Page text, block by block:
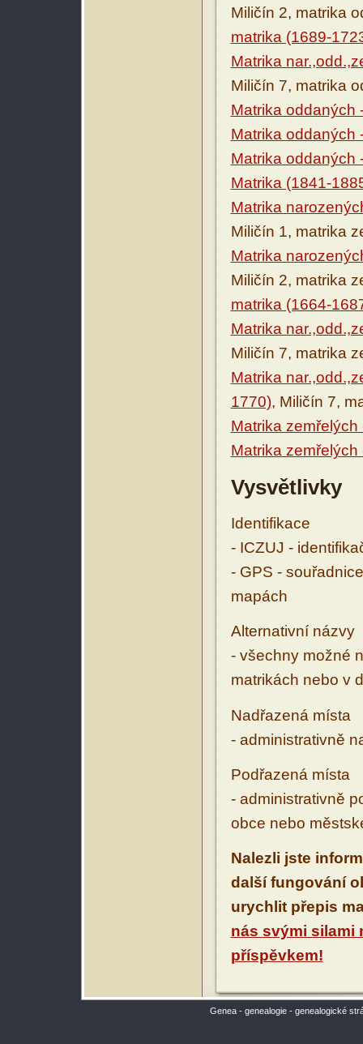
Miličín 2, matrika
matrika (1689-
Matrika
Miličín 7, matrika
Matrika oddaných
Matrika oddaných
Matrika oddaných
Matrika (1841-
Matrika
Miličín 1, matrika
Matrika
Miličín 2, matrika
matrika (1664-
Matrika
Miličín 7, matrika
Matrika
1770), Miličín 7,
Matrika
Matrika
Vysvětlivky
Identifikace
- ICZUJ -
- GPS -
mapách
Alternativní názvy
- všechny možné
matrikách nebo v
Nadřazená místa
- administrativně
Podřazená místa
- administrativně
obce nebo
Nalezli jste
další fungování
urychlit přepis
nás svými silami
příspěvkem!
Genea - genealogie - genealogické